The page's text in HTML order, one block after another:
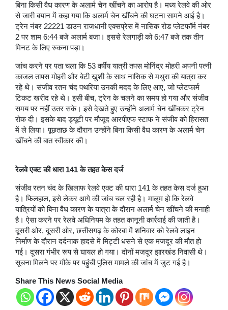
बिना किसी वैध कारण के अलार्म चेन खींचने का आरोप है। मध्य रेलवे की ओर
से जारी बयान में कहा गया कि अलार्म चेन खींचने की घटना सामने आई है।
ट्रेन नंबर 22221 डाउन राजधानी एक्सप्रेस में नासिक रोड प्लेटफॉर्म नंबर
2 पर शाम 6:44 बजे अलार्म बजा। इससे रेलगाड़ी को 6:47 बजे तक तीन
मिनट के लिए रुकना पड़ा।
जांच करने पर पता चला कि 53 वर्षीय यात्री तपस मोनिंद्र मोहरी अपनी पत्नी
काजल तापस मोहरी और बेटी खुशी के साथ नासिक से मथुरा की यात्रा कर
रहे थे। संजीव रतन चंद पथरिया उनकी मदद के लिए आए, जो प्लेटफार्म
टिकट खरीद रहे थे। इसी बीच, ट्रेन के चलने का समय हो गया और संजीव
समय पर नहीं उतर सके। इसे देखते हुए उन्होंने अलार्म चेन खींचकर ट्रेन
रोक दी। इसके बाद ड्यूटी पर मौजूद आरपीएफ स्टाफ ने संजीव को हिरासत
में ले लिया। पूछताछ के दौरान उन्होंने बिना किसी वैध कारण के अलार्म चेन
खींचने की बात स्वीकार की।
रेलवे एक्ट की धारा 141 के तहत केस दर्ज
संजीव रतन चंद के खिलाफ रेलवे एक्ट की धारा 141 के तहत केस दर्ज हुआ
है। फिलहाल, इसे लेकर आगे की जांच चल रही है। मालूम हो कि रेलवे
यात्रियों को बिना वैध कारण के यात्रा के दौरान अलार्म चेन खींचने की मनाही
है। ऐसा करने पर रेलवे अधिनियम के तहत कानूनी कार्रवाई की जाती है।
दूसरी ओर, दूसरी ओर, छत्तीसगढ़ के कोरबा में शनिवार को रेलवे लाइन
निर्माण के दौरान दर्दनाक हादसे में मिट्टी धसने से एक मजदूर की मौत हो
गई। दूसरा गंभीर रूप से घायल हो गया। दोनों मजदूर झारखंड निवासी थे।
सूचना मिलने पर मौके पर पहुंची पुलिस मामले की जांच में जुट गई है।
Share This News Social Media